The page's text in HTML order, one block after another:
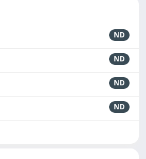
ND
ND
ND
ND